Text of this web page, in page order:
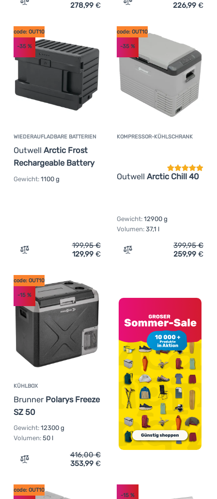
Zum Vergleich 'Kompressor-Kühlschrank Outwell Arctic
278,99 € Zum Vergleich226,99 €
WIEDERAUFLADBARE BATTERIEN
Outwell Arctic Frost
Rechargeable Battery
code: OUT10
-35 %
Gewicht: 1100 g
Zum Vergleich 'Wiederaufladbare Batterien Outwell
199,95€
129,99 €
KOMPRESSOR-KÜHLSCHRANK
Outwell Arctic Chill 40
code: OUT10
-35%
Gewicht: 12900 g
Volumen: 37,1 l
Zum Vergleich
399,95€
259,99 €
KÜHLBOX
Brunner Polarys Freeze
SZ 50
code: OUT10
-15 %
Gewicht: 12300 g
Volumen: 50 l
Zum Vergleich 'Kühlbox Brunner Polarys Freeze SZ 50'
416,00€
353,99 €
code: OUT10
-15%